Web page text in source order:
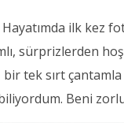
ilk kez
sürprizlerden
tek sırt çantamla
Beni